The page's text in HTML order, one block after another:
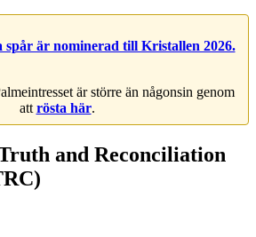
spår är nominerad till Kristallen 2026.
är större än någonsin genom
att rösta här.
and Reconciliation